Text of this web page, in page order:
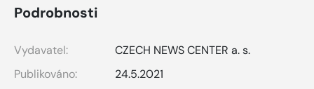
Podrobnosti
Vydavatel:
CZECH NEWS CENTER a. s.
Publikováno:
24.5.2021